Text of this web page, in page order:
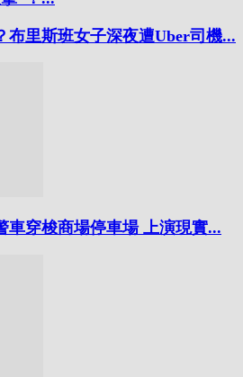
布里斯班女子深夜遭Uber司機...
車穿梭商場停車場 上演現實...